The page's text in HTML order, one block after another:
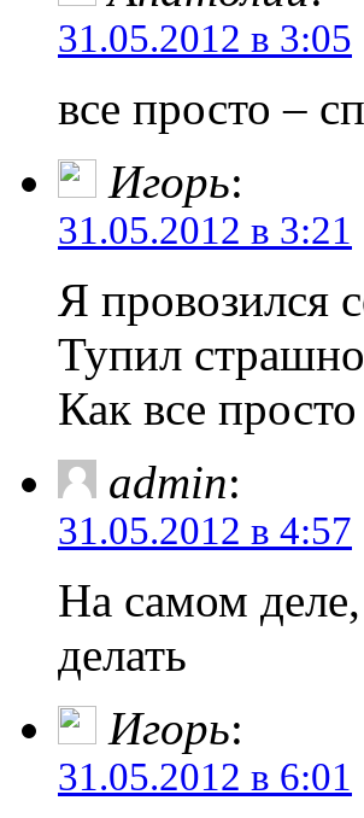
31.05.2012 в 3:05
все просто –
Игорь:
31.05.2012 в 3:21
Я провозился
Тупил
Как все
admin:
31.05.2012 в 4:57
На самом
делать
Игорь:
31.05.2012 в 6:01